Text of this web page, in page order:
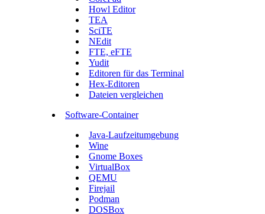
Howl Editor
TEA
SciTE
NEdit
FTE, eFTE
Yudit
Editoren für das Terminal
Hex-Editoren
Dateien vergleichen
Software-Container
Java-Laufzeitumgebung
Wine
Gnome Boxes
VirtualBox
QEMU
Firejail
Podman
DOSBox